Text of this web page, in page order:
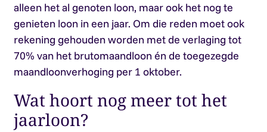
alleen het al genoten loon, maar ook het nog te
genieten loon in een jaar. Om die reden moet ook
rekening gehouden worden met de verlaging tot
70% van het brutomaandloon én de toegezegde
maandloonverhoging per 1 oktober.
Wat hoort nog meer tot het
jaarloon?